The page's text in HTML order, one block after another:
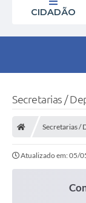
CIDADÃO
Secretarias /
Secretarias /
Atualizado em: 05/